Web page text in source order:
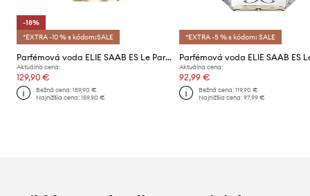
-18%
*EXTRA -10 % s kódom:SALE
Parfémová voda ELIE SAAB ES Le Parfum Lumiere EDP 90ml
Aktuálna cena:
129,90 €
Bežná cena:159,90 €
Najnižšia cena:159,90 €
*EXTRA -5 % s kódom: SALE
Aktuálna cena:
92,99 €
Bežná cena: 119,90 €
Najnižšia cena: 97,99 €